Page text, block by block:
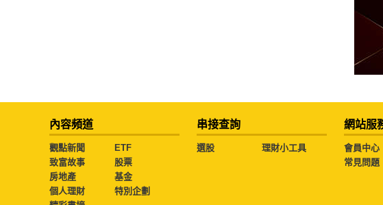
內容頻道
觀點新聞
ETF
致富故事
股票
房地產
基金
個人理財
特別企劃
串接查詢
選股 理財小工具
網站服
會員中心
常見問題